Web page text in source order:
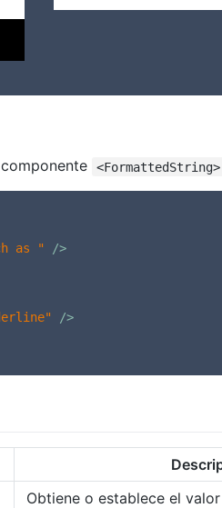
<FormattedString>
as "
/>
/>
Obtiene o establece el